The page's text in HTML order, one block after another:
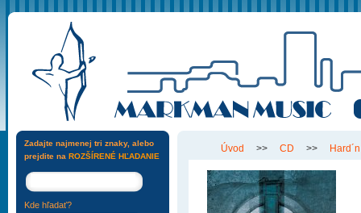
Úvod >> CD >>
Zadajte najmenej tri znaky, alebo
prejdite na ROZŠÍRENÉ HĽADANIE
Kde hľadať?